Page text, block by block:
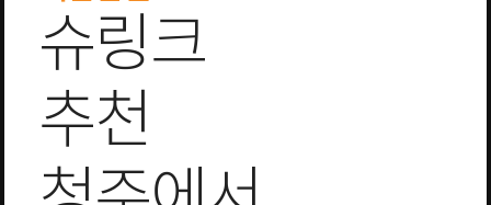
슈링크
추천